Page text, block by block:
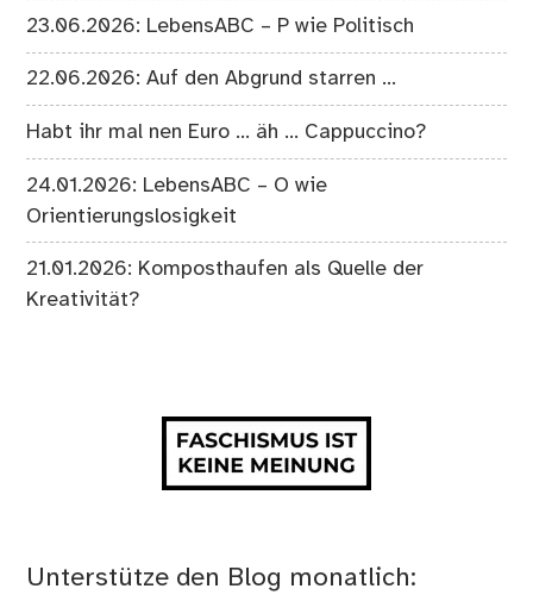
23.06.2026: LebensABC – P wie Politisch
22.06.2026: Auf den Abgrund starren …
Habt ihr mal nen Euro … äh … Cappuccino?
24.01.2026: LebensABC – O wie
Orientierungslosigkeit
21.01.2026: Komposthaufen als Quelle der
Kreativität?
Unterstütze den Blog monatlich: